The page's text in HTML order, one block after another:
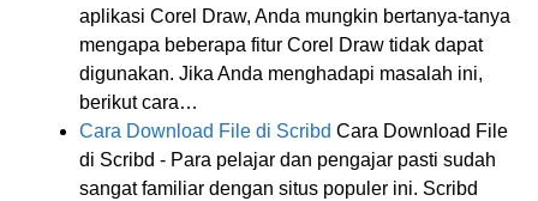
aplikasi Corel Draw, Anda mungkin bertanya-tanya
mengapa beberapa fitur Corel Draw tidak dapat
digunakan. Jika Anda menghadapi masalah ini,
berikut cara…
Cara Download File di Scribd Cara Download File
di Scribd - Para pelajar dan pengajar pasti sudah
sangat familiar dengan situs populer ini. Scribd